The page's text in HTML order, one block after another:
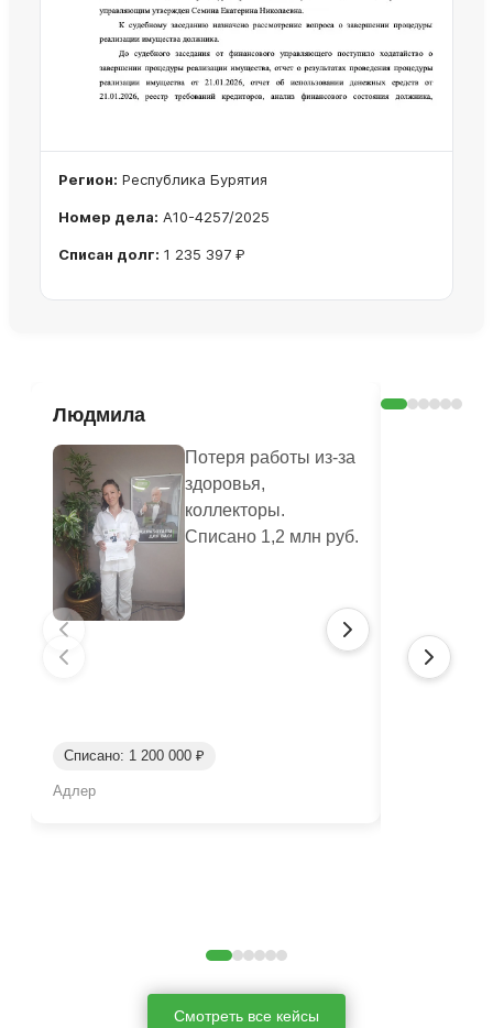
Регион: Республика Бурятия
Номер дела: А10-4257/2025
Списан долг: 1 235 397 ₽
Людмила
Потеря работы из-за
здоровья,
коллекторы.
Списано 1,2 млн руб.
Списано: 1 200 000 ₽
Адлер
Смотреть все кейсы